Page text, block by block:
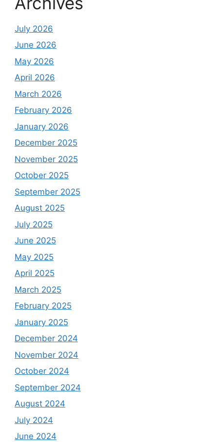
July 2026
June 2026
May 2026
April 2026
March 2026
February 2026
January 2026
December 2025
November 2025
October 2025
September 2025
August 2025
July 2025
June 2025
May 2025
April 2025
March 2025
February 2025
January 2025
December 2024
November 2024
October 2024
September 2024
August 2024
July 2024
June 2024